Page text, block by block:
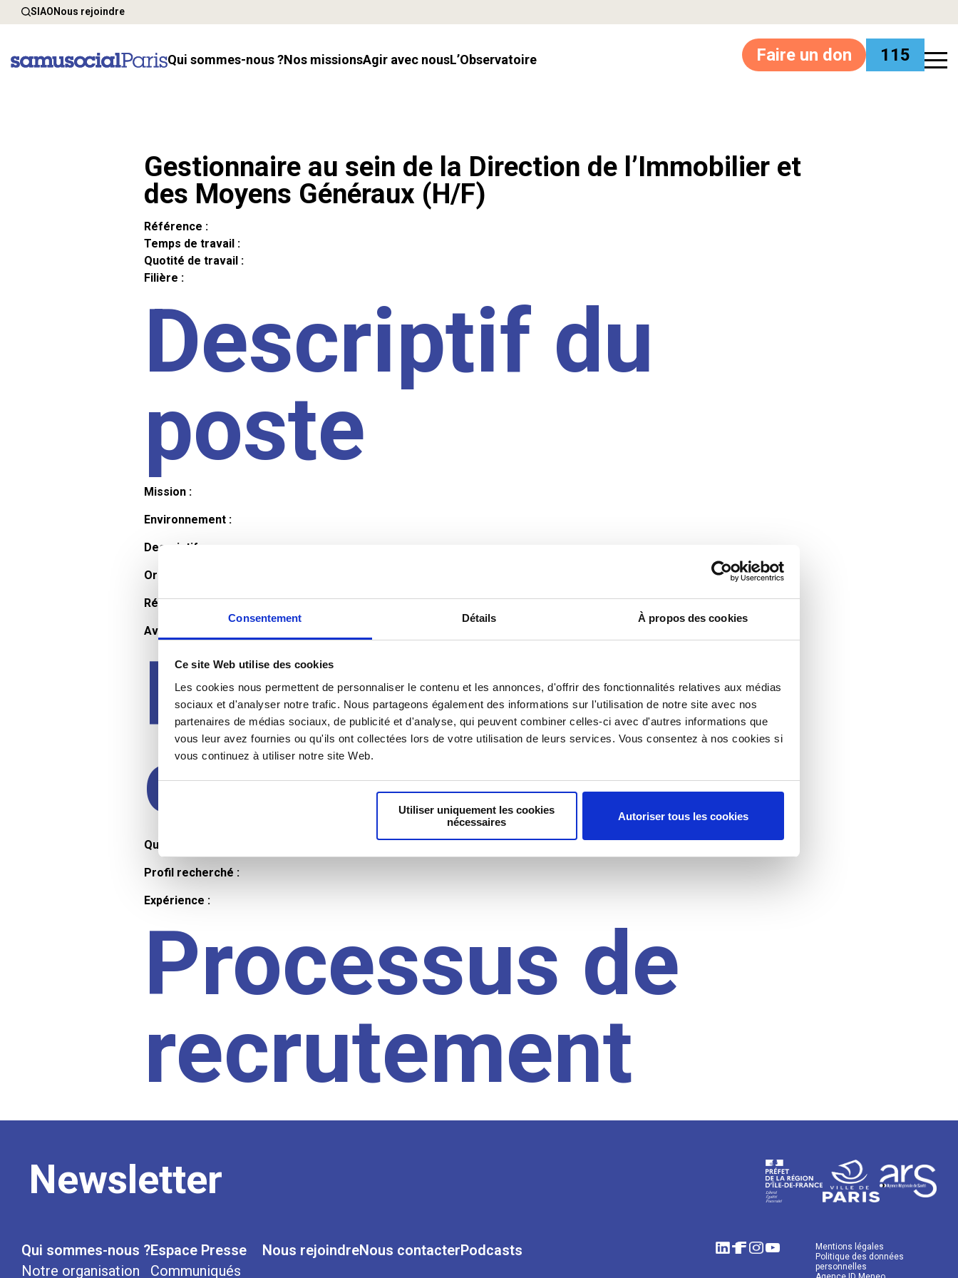
Consentement Détails À propos des cookies
Ce site Web utilise des cookies
Les cookies nous permettent de personnaliser le contenu et les annonces, d'offrir des fonctionnalités relatives aux médias
sociaux et d'analyser notre trafic. Nous partageons également des informations sur l'utilisation de notre site avec nos
partenaires de médias sociaux, de publicité et d'analyse, qui peuvent combiner celles-ci avec d'autres informations que
vous leur avez fournies ou qu'ils ont collectées lors de votre utilisation de leurs services. Vous consentez à nos cookies si
vous continuez à utiliser notre site Web.
Utiliser uniquement les cookies
nécessaires
Autoriser tous les cookies
SIAONous rejoindre
Qui sommes-nous ? Nos missions Agir avec nous l’Observatoire Faire un don 115
Gestionnaire au sein de la Direction de l’Immobilier et
des Moyens Généraux (H/F)
Référence :
Temps de travail :
Quotité de travail :
Filière :
Descriptif du
poste
Mission :
Environnement :
Descriptif :
Organisation et horaires :
Rémunération :
Avantages :
Profil du
candidat
Qualifications et diplômes :
Profil recherché :
Expérience :
Processus de
recrutement
Newsletter
Qui sommes-nous ?
Notre organisation
Espace Presse
Communiqués
Nous rejoindreNous contacterPodcasts
Mentions légales
Politique des données
personnelles